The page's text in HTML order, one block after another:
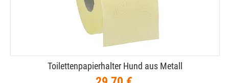
Toilettenpapierhalter Hund aus Metall